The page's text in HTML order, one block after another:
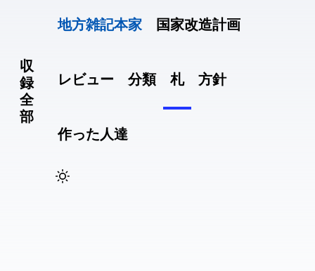
収
録
全
部
地方雑記(本家) 国家改造計画
レビュー 分類 札 方針
作った人達